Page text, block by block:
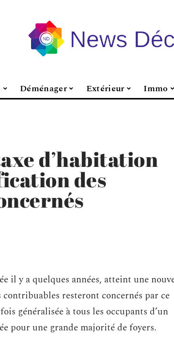
Déménager Extérieur Immo
d’habitation
des
il y a quelques années, atteint une
resteront concernés par ce
généralisée à tous les occupants d’un
pour une grande majorité de foyers.